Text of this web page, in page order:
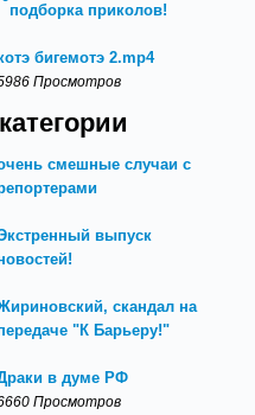
подборка приколов!
бигемотэ 2.mp4
Просмотров
смешные случаи с
выпуск
скандал на
"К Барьеру!"
в думе РФ
Просмотров